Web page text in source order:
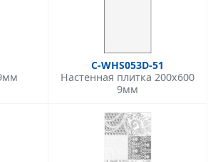
C-WHS053D-51
Настенная плитка 200x600
9мм